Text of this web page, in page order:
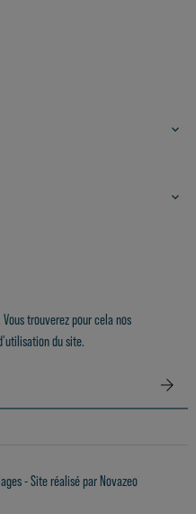


trouverez pour cela nos
du site.
- Site réalisé par Novazeo